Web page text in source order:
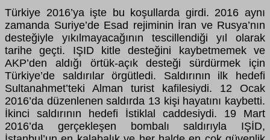
Türkiye 2016’ya işte bu koşullarda girdi. 2016 aynı
zamanda Suriye’de Esad rejiminin İran ve Rusya’nın
desteğiyle yıkılmayacağının tescillendiği yıl olarak
tarihe geçti. IŞID kitle desteğini kaybetmemek ve
AKP’den aldığı örtük-açık desteği sürdürmek için
Türkiye’de saldırılar örgütledi. Saldırının ilk hedefi
Sultanahmet’teki Alman turist kafilesiydi. 12 Ocak
2016’da düzenlenen saldırda 13 kişi hayatını kaybetti.
İkinci saldırının hedefi İstiklal caddesiydi. 19 Mart
2016’da gerçekleşen bombalı saldırıyla IŞİD,